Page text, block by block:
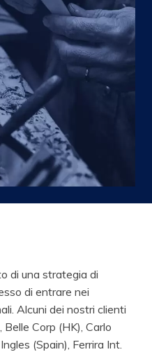
di una strategia di
di entrare nei
Alcuni dei nostri clienti
Corp (HK), Carlo
(Spain), Ferrira Int.